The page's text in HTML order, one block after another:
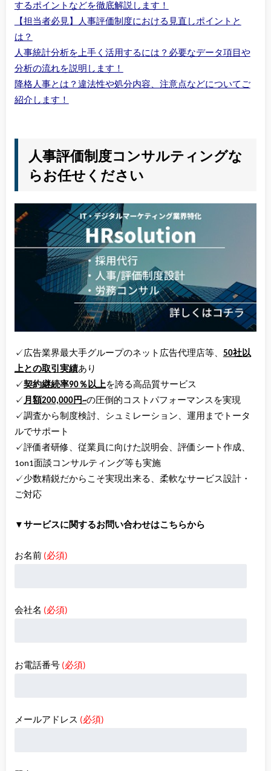
するポイントなどを徹底解説します！
【担当者必見】人事評価制度における見直しポイントと
は？
人事統計分析を上手く活用するには？必要なデータ項目や
分析の流れを説明します！
降格人事とは？違法性や処分内容、注意点などについてご
紹介します！
人事評価制度コンサルティングな
らお任せください
✓広告業界最大手グループのネット広告代理店等、 50社以
上との取引実績あり
✓契約継続率90％以上を誇る高品質サービス
✓ 月額200,000円~の圧倒的コストパフォーマンスを実現
✓調査から制度検討、シュミレーション、運用までトータ
ルでサポート
✓評価者研修、従業員に向けた説明会、評価シート作成、
1on1面談コンサルティング等も実施
✓少数精鋭だからこそ実現出来る、柔軟なサービス設計・
ご対応
▼サービスに関するお問い合わせはこちらから
お名前 (必須)
会社名 (必須)
お電話番号 (必須)
メールアドレス (必須)